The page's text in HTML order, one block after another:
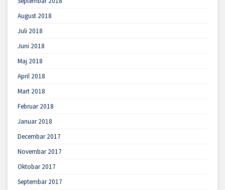
August 2018
Juli 2018
Juni 2018
Maj 2018
April 2018
Mart 2018
Februar 2018
Januar 2018
Decembar 2017
Novembar 2017
Oktobar 2017
Septembar 2017